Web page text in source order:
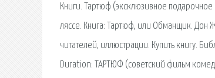
Книги. Тартюф (эксклюзивное
ляссе. Книга: Тартюф, или Обманщик. Дон
читателей, иллюстрации. Купить книгу.
Duration: ТАРТЮФ (советский фильм